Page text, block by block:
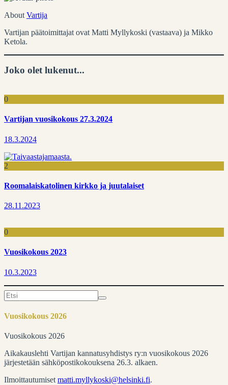
About Vartija
Vartijan päätoimittajat ovat Matti Myllykoski (vastaava) ja Mikko
Ketola.
Joko olet lukenut...
0
Vartijan vuosikokous 27.3.2024
18.3.2024
2
Roomalaiskatolinen kirkko ja juutalaiset
28.11.2023
0
Vuosikokous 2023
10.3.2023
Search
for:
Vuosikokous 2026
Vuosikokous 2026
Aikakauslehti Vartijan kannatusyhdistys ry:n vuosikokous 2026
järjestetään sähköpostikokouksena 26.3. alkaen.
Ilmoittautumiset matti.myllykoski@helsinki.fi.